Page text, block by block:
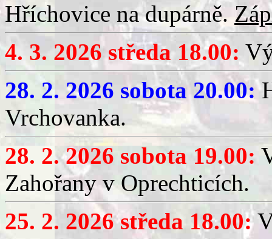
Hříchovice na dupárně.
4. 3. 2026 středa 18.00:
28. 2. 2026 sobota 20.00:
Vrchovanka.
28. 2. 2026 sobota 19.00:
Zahořany v Oprechticích.
25. 2. 2026 středa 18.00: